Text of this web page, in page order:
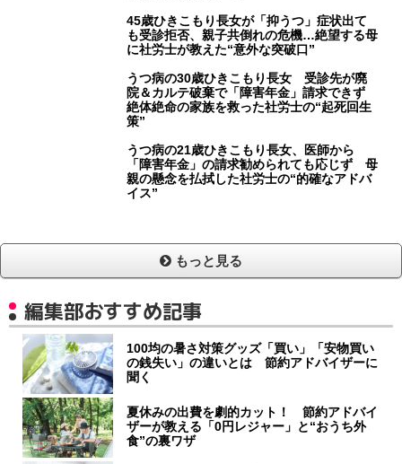
45歳ひきこもり長女が「抑うつ」症状出て
も受診拒否、親子共倒れの危機…絶望する母
に社労士が教えた“意外な突破口”
うつ病の30歳ひきこもり長女 受診先が廃
院＆カルテ破棄で「障害年金」請求できず
絶体絶命の家族を救った社労士の“起死回生
策”
うつ病の21歳ひきこもり長女、医師から
「障害年金」の請求勧められても応じず 母
親の懸念を払拭した社労士の“的確なアドバ
イス”
もっと見る
編集部おすすめ記事
100均の暑さ対策グッズ「買い」「安物買い
の銭失い」の違いとは 節約アドバイザーに
聞く
夏休みの出費を劇的カット！ 節約アドバイ
ザーが教える「0円レジャー」と“おうち外
食”の裏ワザ